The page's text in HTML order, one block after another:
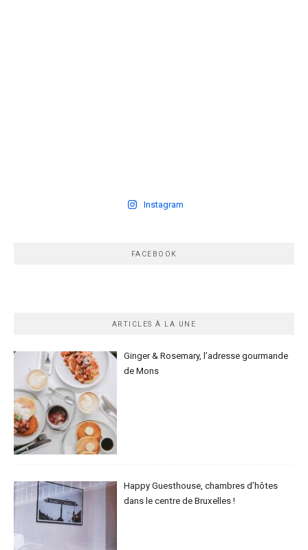
Instagram
FACEBOOK
ARTICLES À LA UNE
Ginger & Rosemary, l’adresse gourmande
de Mons
Happy Guesthouse, chambres d’hôtes
dans le centre de Bruxelles !